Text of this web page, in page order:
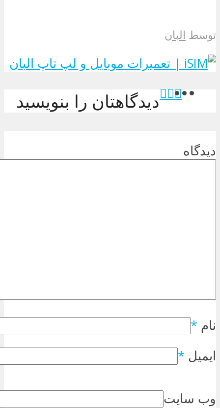
توسط البان
دیدگاهتان را بنویسید
دیدگاه
نام *
ایمیل *
وب سایت